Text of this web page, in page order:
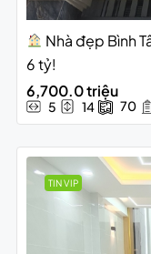
Nhà đẹp Bình
6 tỷ!
6,700.0 triệu
5 14 70
TIN VIP